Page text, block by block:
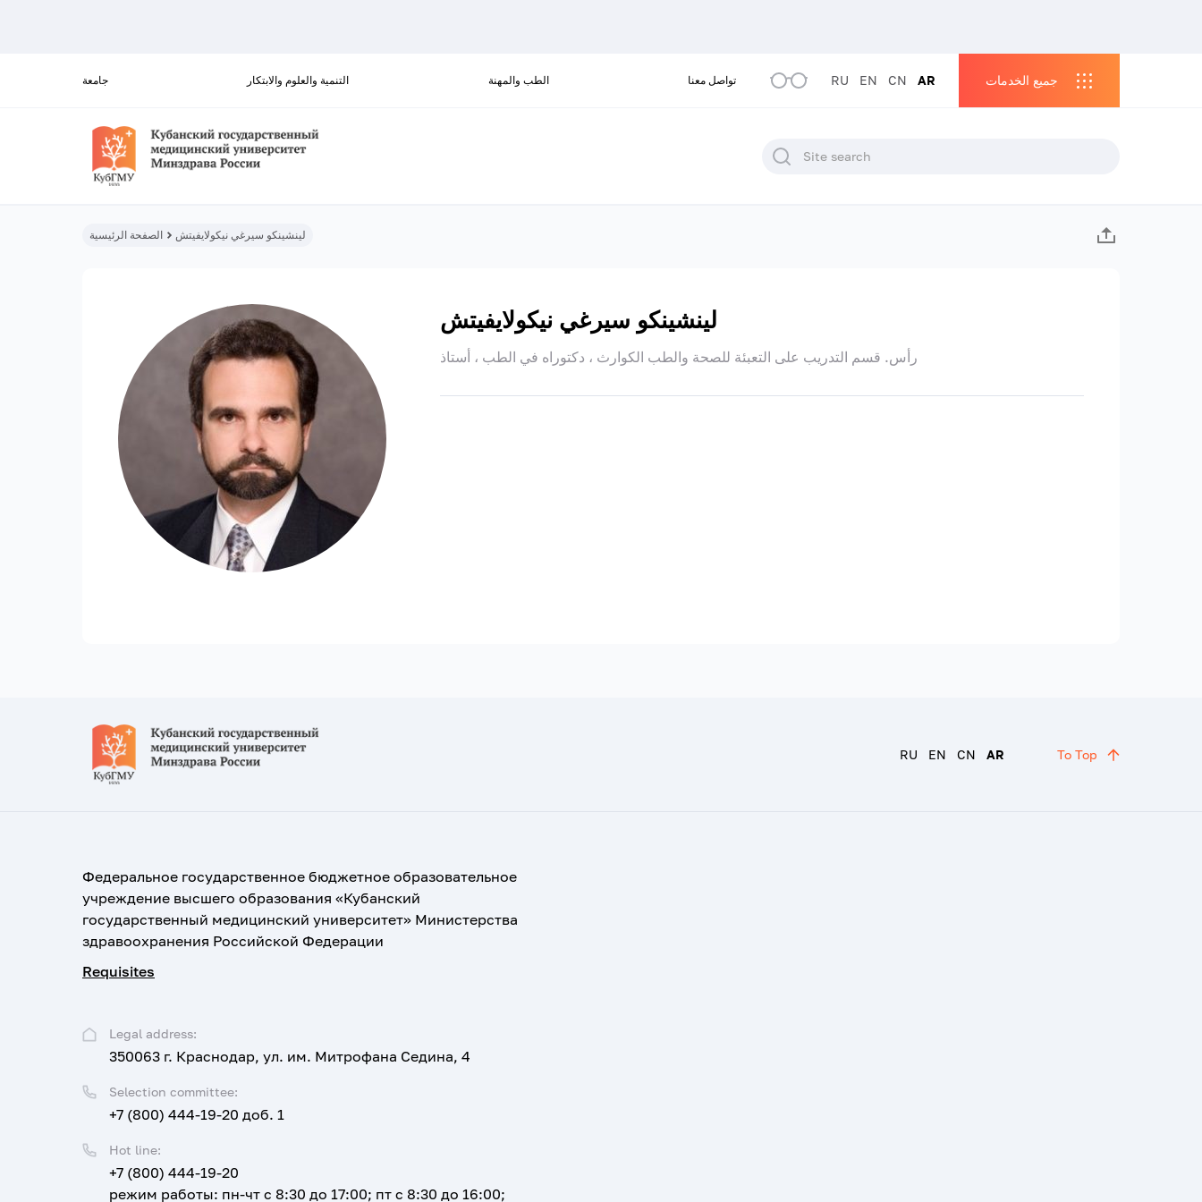
جامعة التنمية والعلوم والابتكار الطب والمهنة تواصل معنا RU EN CN AR جميع الخدمات
الصفحة الرئيسية لينشينكو سيرغي نيكولايفيتش
لينشينكو سيرغي نيكولايفيتش
رأس. قسم التدريب على التعبئة للصحة والطب الكوارث ، دكتوراه في الطب ، أستاذ
RU EN CN AR To Top
Федеральное государственное бюджетное образовательное
учреждение высшего образования «Кубанский
государственный медицинский университет» Министерства
здравоохранения Российской Федерации
Requisites
Legal address:
350063 г. Краснодар, ул. им. Митрофана Седина, 4
Selection committee:
+7 (800) 444-19-20 доб. 1
Hot line:
+7 (800) 444-19-20
режим работы: пн-чт с 8:30 до 17:00; пт с 8:30 до 16:00;